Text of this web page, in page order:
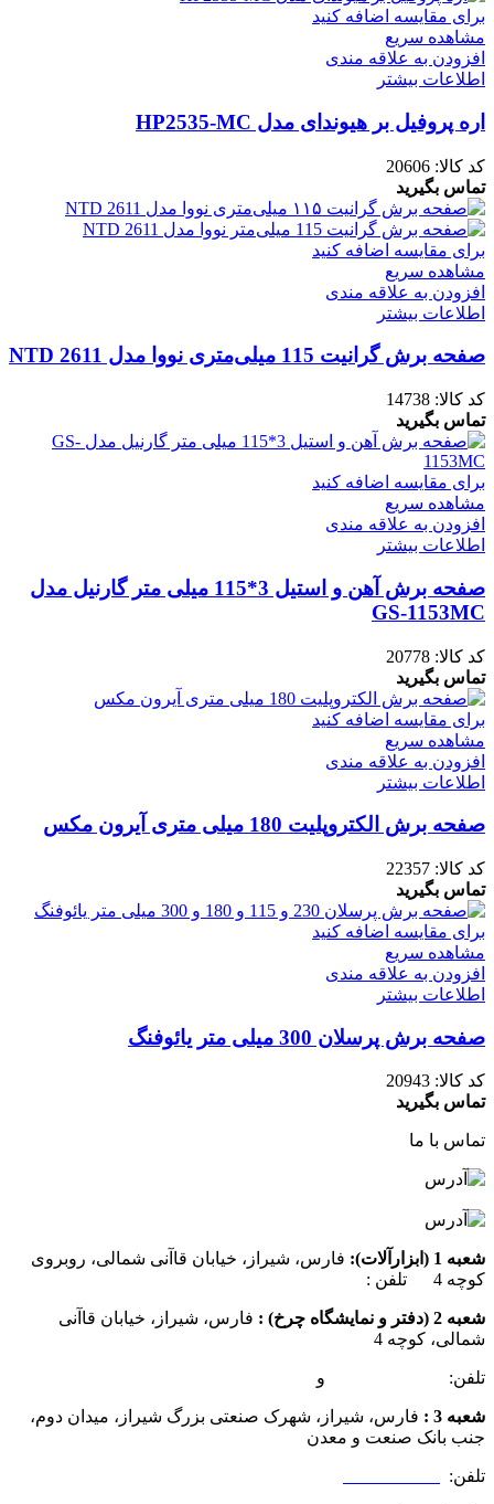
برای مقایسه اضافه کنید
مشاهده سریع
افزودن به علاقه مندی
اطلاعات بیشتر
اره پروفیل بر هیوندای مدل HP2535-MC
کد کالا: 20606
تماس بگیرید
برای مقایسه اضافه کنید
مشاهده سریع
افزودن به علاقه مندی
اطلاعات بیشتر
صفحه برش گرانیت 115 میلی‌متری نووا مدل NTD 2611
کد کالا: 14738
تماس بگیرید
برای مقایسه اضافه کنید
مشاهده سریع
افزودن به علاقه مندی
اطلاعات بیشتر
صفحه برش آهن و استیل 3*115 میلی متر گارنیل مدل
GS-1153MC
کد کالا: 20778
تماس بگیرید
برای مقایسه اضافه کنید
مشاهده سریع
افزودن به علاقه مندی
اطلاعات بیشتر
صفحه برش الکتروپلیت 180 میلی متری آیرون مکس
کد کالا: 22357
تماس بگیرید
برای مقایسه اضافه کنید
مشاهده سریع
افزودن به علاقه مندی
اطلاعات بیشتر
صفحه برش پرسلان 300 میلی متر یائوفنگ
کد کالا: 20943
تماس بگیرید
تماس با ما
شعبه 1 (ابزارآلات):
فارس، شیراز، خیابان قاآنی شمالی، روبروی
کوچه 4 تلفن :
شعبه 2 (دفتر و نمایشگاه چرخ) :
فارس، شیراز، خیابان قاآنی
شمالی، کوچه 4
تلفن: و
شعبه 3 :
فارس، شیراز، شهرک صنعتی بزرگ شیراز، میدان دوم،
جنب بانک صنعت و معدن
تلفن: